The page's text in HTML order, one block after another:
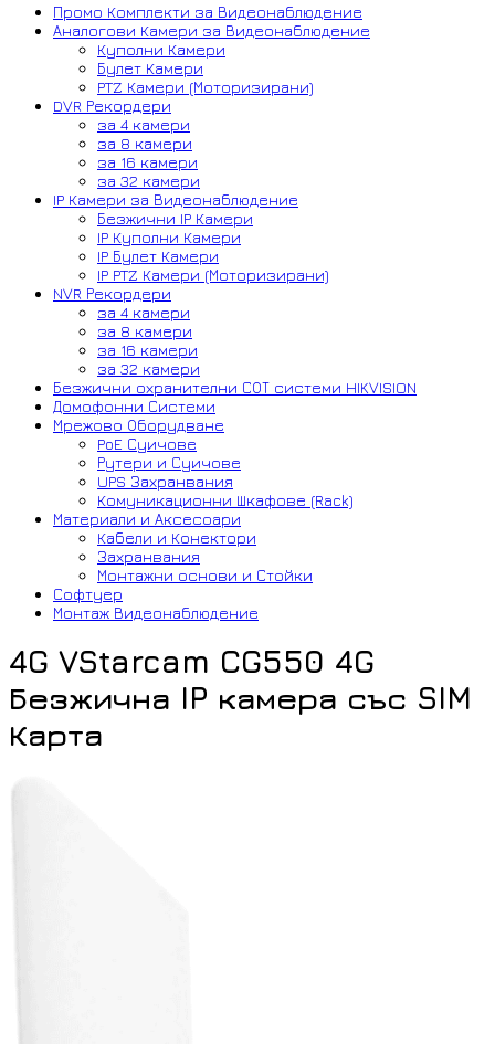
Промо Комплекти за Видеонаблюдение
Аналогови Камери за Видеонаблюдение
Куполни Камери
Булет Камери
PTZ Камери (Моторизирани)
DVR Рекордери
за 4 камери
за 8 камери
за 16 камери
за 32 камери
IP Камери за Видеонаблюдение
Безжични IP Камери
IP Куполни Камери
IP Булет Камери
IP PTZ Камери (Моторизирани)
NVR Рекордери
за 4 камери
за 8 камери
за 16 камери
за 32 камери
Безжични охранителни СОТ системи HIKVISION
Домофонни Системи
Мрежово Оборудване
PoE Суичове
Рутери и Суичове
UPS Захранвания
Комуникационни Шкафове (Rack)
Материали и Аксесоари
Кабели и Конектори
Захранвания
Монтажни основи и Стойки
Софтуер
Монтаж Видеонаблюдение
4G VStarcam CG550 4G
Безжична IP камера със SIM
Карта